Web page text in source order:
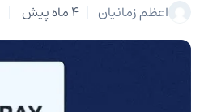
اعظم زمانیان 4 ماه پیش